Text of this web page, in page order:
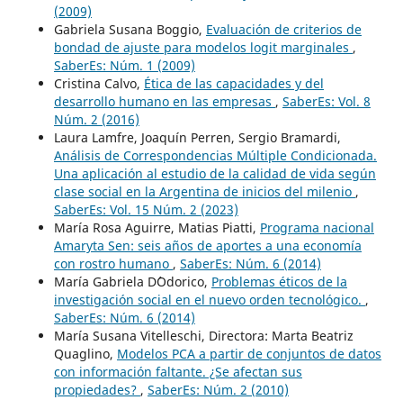
(2009)
Gabriela Susana Boggio, Evaluación de criterios de
bondad de ajuste para modelos logit marginales ,
SaberEs: Núm. 1 (2009)
Cristina Calvo, Ética de las capacidades y del
desarrollo humano en las empresas , SaberEs: Vol. 8
Núm. 2 (2016)
Laura Lamfre, Joaquín Perren, Sergio Bramardi,
Análisis de Correspondencias Múltiple Condicionada.
Una aplicación al estudio de la calidad de vida según
clase social en la Argentina de inicios del milenio ,
SaberEs: Vol. 15 Núm. 2 (2023)
María Rosa Aguirre, Matias Piatti, Programa nacional
Amaryta Sen: seis años de aportes a una economía
con rostro humano , SaberEs: Núm. 6 (2014)
María Gabriela D´Odorico, Problemas éticos de la
investigación social en el nuevo orden tecnológico. ,
SaberEs: Núm. 6 (2014)
María Susana Vitelleschi, Directora: Marta Beatriz
Quaglino, Modelos PCA a partir de conjuntos de datos
con información faltante. ¿Se afectan sus
propiedades? , SaberEs: Núm. 2 (2010)